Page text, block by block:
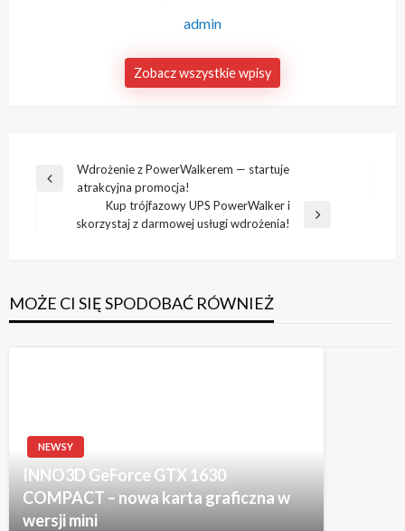
admin
Zobacz wszystkie wpisy
Nawigacja
wpisu
Poprzedni
Wdrożenie z PowerWalkerem — startuje
atrakcyjna promocja!
Następny
Kup trójfazowy UPS PowerWalker i
skorzystaj z darmowej usługi wdrożenia!
MOŻE CI SIĘ SPODOBAĆ RÓWNIEŻ
NEWSY
INNO3D GeForce GTX 1630
COMPACT – nowa karta graficzna w
wersji mini